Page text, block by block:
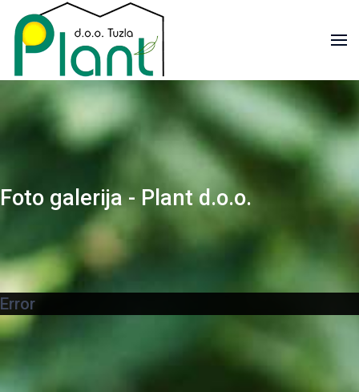
Foto galerija - Plant d.o.o.
Error